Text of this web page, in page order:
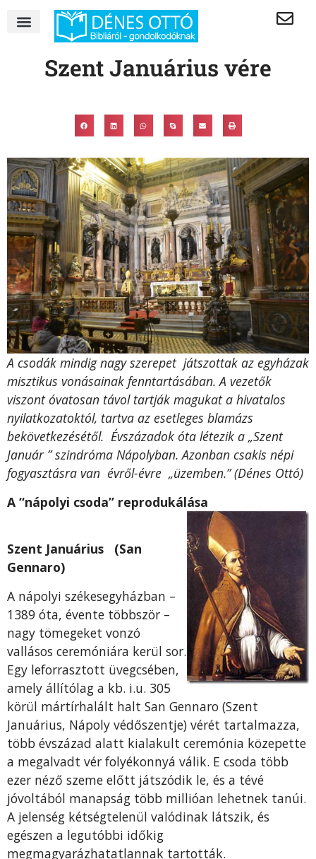
Szent Januárius vére
A csodák mindig nagy szerepet játszottak az egyházak
misztikus vonásainak fenntartásában. A vezetők
viszont óvatosan távol tartják magukat a hivatalos
nyilatkozatoktól, tartva az esetleges blamázs
bekövetkezésétől. Évszázadok óta létezik a „Szent
Január ” szindróma Nápolyban. Azonban csakis népi
fogyasztásra van évről-évre „üzemben.” (Dénes Ottó)
A “nápolyi csoda” reprodukálása
Szent Januárius (San
Gennaro)
A nápolyi székesegyházban –
1389 óta, évente többször –
nagy tömegeket vonzó
vallásos ceremóniára kerül sor.
Egy leforrasztott üvegcsében,
amely állítólag a kb. i.u. 305
körül mártírhalált halt San Gennaro (Szent
Januárius, Nápoly védőszentje) vérét tartalmazza,
több évszázad alatt kialakult ceremónia közepette
a megalvadt vér folyékonnyá válik. E csoda több
ezer néző szeme előtt játszódik le, és a tévé
jóvoltából manapság több millióan lehetnek tanúi.
A jelenség kétségtelenül valódinak látszik, és
egészen a legutóbbi időkig
megmagyarázhatatlannak tartották.